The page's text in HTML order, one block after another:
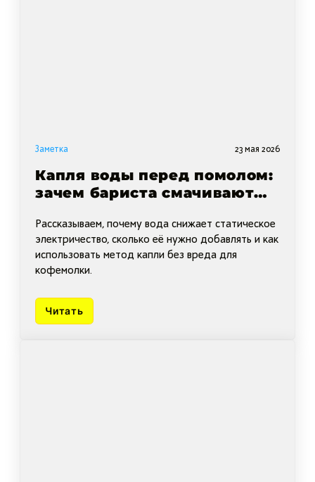
Заметка 23 мая 2026
Капля воды перед помолом:
зачем бариста смачивают
Рассказываем, почему вода снижает статическое
электричество, сколько её нужно добавлять и как
использовать метод капли без вреда для
кофемолки.
Читать